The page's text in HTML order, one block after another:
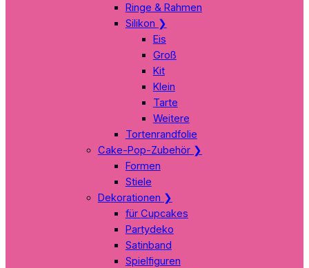
Ringe & Rahmen
Silikon ❯
Eis
Groß
Kit
Klein
Tarte
Weitere
Tortenrandfolie
Cake-Pop-Zubehör ❯
Formen
Stiele
Dekorationen ❯
für Cupcakes
Partydeko
Satinband
Spielfiguren